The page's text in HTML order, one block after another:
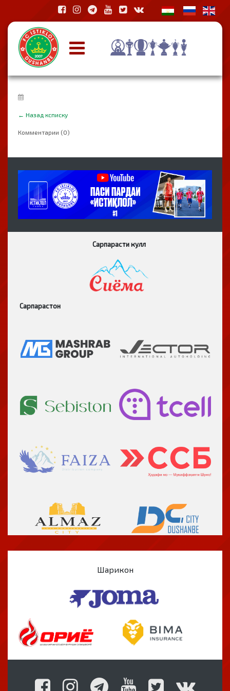
← Назад ксписку
Комментарии (0)
Сарпарасти кулл
Сарпарастон
Шарикон